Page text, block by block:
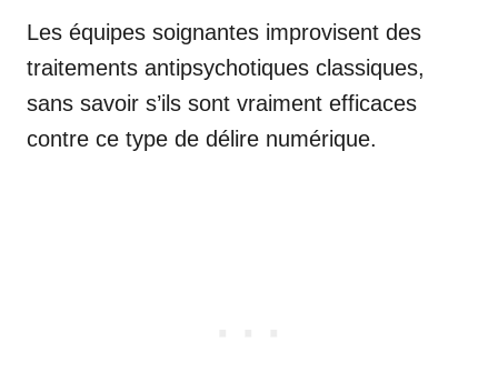
Les équipes soignantes improvisent des
traitements antipsychotiques classiques,
sans savoir s’ils sont vraiment efficaces
contre ce type de délire numérique.